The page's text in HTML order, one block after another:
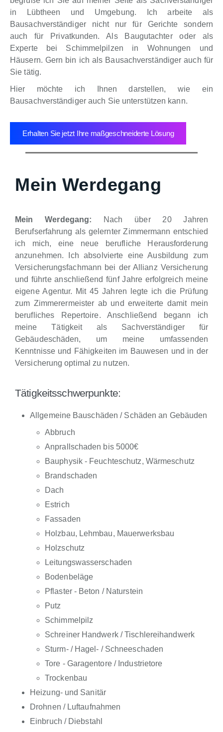
in Lübtheen und Umgebung. Ich arbeite als
Bausachverständiger nicht nur für Gerichte sondern
auch für Privatkunden. Als Baugutachter oder als
Experte bei Schimmelpilzen in Wohnungen und
Häusern. Gern bin ich als Bausachverständiger auch für
Sie tätig.
Hier möchte ich Ihnen darstellen, wie ein
Bausachverständiger auch Sie unterstützen kann.
Erhalten Sie jetzt Ihre maßgeschneiderte Lösung
Mein Werdegang
Mein Werdegang: Nach über 20 Jahren
Berufserfahrung als gelernter Zimmermann entschied
ich mich, eine neue berufliche Herausforderung
anzunehmen. Ich absolvierte eine Ausbildung zum
Versicherungsfachmann bei der Allianz Versicherung
und führte anschließend fünf Jahre erfolgreich meine
eigene Agentur. Mit 45 Jahren legte ich die Prüfung
zum Zimmerermeister ab und erweiterte damit mein
berufliches Repertoire. Anschließend begann ich
meine Tätigkeit als Sachverständiger für
Gebäudeschäden, um meine umfassenden
Kenntnisse und Fähigkeiten im Bauwesen und in der
Versicherung optimal zu nutzen.
Tätigkeitsschwerpunkte:
Allgemeine Bauschäden / Schäden an Gebäuden
Abbruch
Anprallschaden bis 5000€
Bauphysik - Feuchteschutz, Wärmeschutz
Brandschaden
Dach
Estrich
Fassaden
Holzbau, Lehmbau, Mauerwerksbau
Holzschutz
Leitungswasserschaden
Bodenbeläge
Pflaster - Beton / Naturstein
Putz
Schimmelpilz
Schreiner Handwerk / Tischlereihandwerk
Sturm- / Hagel- / Schneeschaden
Tore - Garagentore / Industrietore
Trockenbau
Heizung- und Sanitär
Drohnen / Luftaufnahmen
Einbruch / Diebstahl